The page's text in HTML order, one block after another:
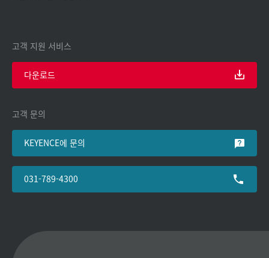
고객 지원 서비스
다운로드
고객 문의
KEYENCE에 문의
031-789-4300